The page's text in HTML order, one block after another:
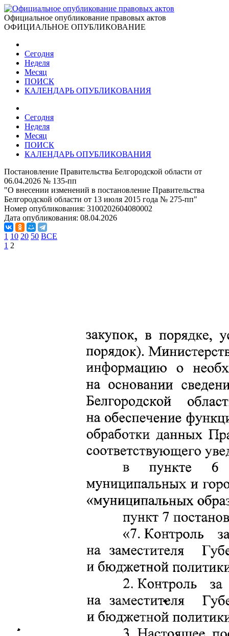
Официальное опубликование правовых актов
ОФИЦИАЛЬНОЕ ОПУБЛИКОВАНИЕ
Сегодня
Неделя
Месяц
ПОИСК
КАЛЕНДАРЬ ОПУБЛИКОВАНИЯ
Сегодня
Неделя
Месяц
ПОИСК
КАЛЕНДАРЬ ОПУБЛИКОВАНИЯ
Постановление Правительства Белгородской области от
06.04.2026 № 135-пп
"О внесении изменений в постановление Правительства
Белгородской области от 13 июля 2015 года № 275-пп"
Номер опубликования: 3100202604080002
Дата опубликования: 08.04.2026
1 10 20 50 ВСЕ
1 2